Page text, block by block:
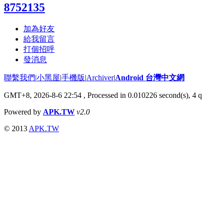
8752135
加為好友
給我留言
打個招呼
發消息
聯繫我們|小黑屋|手機版|Archiver|Android 台灣中文網
GMT+8, 2026-8-6 22:54 , Processed in 0.010226 second(s), 4
Powered by APK.TW v2.0
© 2013 APK.TW